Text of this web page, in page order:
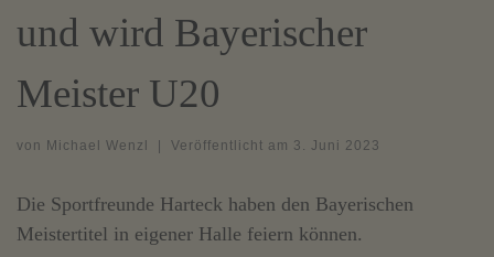
und wird Bayerischer
Meister U20
von Michael Wenzl Veröffentlicht am 3. Juni 2023
Die Sportfreunde Harteck haben den Bayerischen
Meistertitel in eigener Halle feiern können.